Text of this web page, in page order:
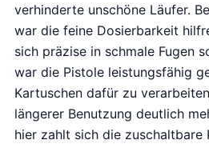
verhinderte unschöne Läufer.
war die feine Dosierbarkeit
sich präzise in schmale Fugen
war die Pistole leistungsfähig
Kartuschen dafür zu
längerer Benutzung deutlich
hier zahlt sich die zuschaltbare